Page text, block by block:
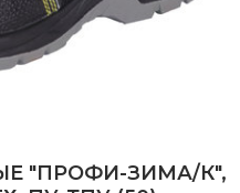
"ПРОФИ-ЗИМА/К",